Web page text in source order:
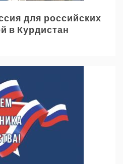
для российских
в Курдистан